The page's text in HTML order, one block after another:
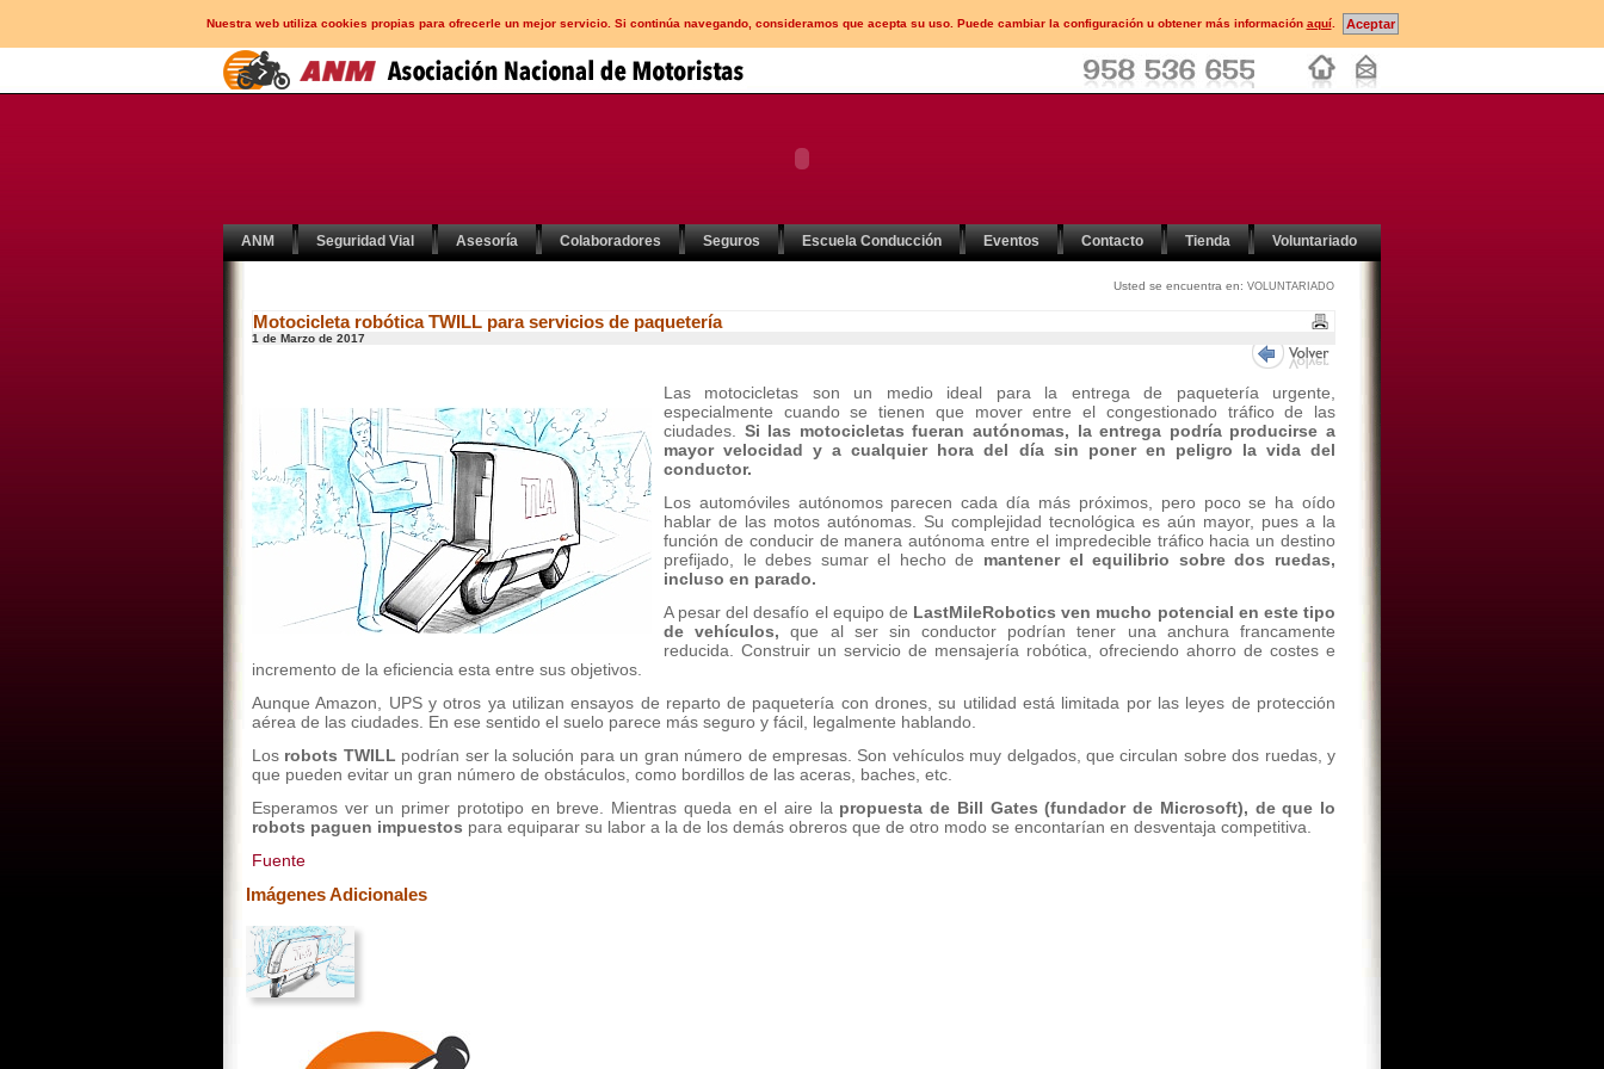
Nuestra web utiliza cookies propias para ofrecerle un mejor servicio. Si continúa navegando, consideramos que acepta su uso. Puede cambiar la configuración u obtener más información aquí.
ANM Seguridad Vial Asesoría Colaboradores Seguros Escuela Conducción Eventos Contacto Tienda Voluntariado
Usted se encuentra en: VOLUNTARIADO
Motocicleta robótica TWILL para servicios de paquetería
1 de Marzo de 2017
Las motocicletas son un medio ideal para la entrega de paquetería urgente,
especialmente cuando se tienen que mover entre el congestionado tráfico de las
ciudades.
Si las motocicletas fueran autónomas, la entrega podría producirse a
mayor velocidad y a cualquier hora del día sin poner en peligro la vida del
conductor.
Los automóviles autónomos parecen cada día más próximos, pero poco se ha oído
hablar de las motos autónomas. Su complejidad tecnológica es aún mayor, pues a la
función de conducir de manera autónoma entre el impredecible tráfico hacia un destino
prefijado, le debes sumar el hecho de mantener el equilibrio sobre dos ruedas,
incluso en parado.
A pesar del desafío el equipo de LastMileRobotics ven mucho potencial en este tipo
de vehículos, que al ser sin conductor podrían tener una anchura francamente
reducida. Construir un servicio de mensajería robótica, ofreciendo ahorro de costes e
incremento de la eficiencia esta entre sus objetivos.
Aunque Amazon, UPS y otros ya utilizan ensayos de reparto de paquetería con drones, su utilidad está limitada por las leyes de protección
aérea de las ciudades. En ese sentido el suelo parece más seguro y fácil, legalmente hablando.
Los robots TWILL podrían ser la solución para un gran número de empresas. Son vehículos muy delgados, que circulan sobre dos ruedas, y
que pueden evitar un gran número de obstáculos, como bordillos de las aceras, baches, etc.
Esperamos ver un primer prototipo en breve. Mientras queda en el aire la propuesta de Bill Gates (fundador de Microsoft), de que lo
robots paguen impuestos para equiparar su labor a la de los demás obreros que de otro modo se encontarían en desventaja competitiva.
Fuente
Imágenes Adicionales